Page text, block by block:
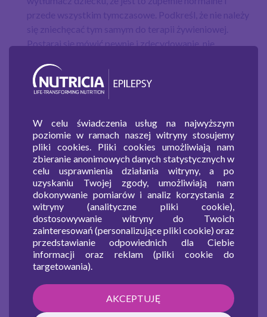
przede wszystkim tymczasowe. Podkreśl, że nie należy
się zniechęcać tym samym do terapii żywieniowej.
Postaraj się mówić pewnie i zdecydowanie, nie
że jesteś pod wrażeniem, gdy dziecko trzyma dietę i
odmawia produktów, których nie może spożyć.
Pochwały są dla małego pacjenta niezwykle cenne.
Możesz wynagradzać dziecko za dobrą robotę, np.
naklejkami, bądź małymi upominkami. Nieskuteczne są
kary, czy krzyk- to demotywuje dziecko do dalszego
działania. Postaraj się więc, nie okazywać złości ani
frustracji.
z dzieckiem. Pomoże to wam podzielić się
doświadczeniami Twojego dziecka. Porozmawiaj
W celu świadczenia usług na najwyższym
poziomie w ramach naszej witryny stosujemy
pliki cookies. Pliki cookies umożliwiają nam
zbieranie anonimowych danych statystycznych w
celu usprawnienia działania witryny, a po
uzyskaniu Twojej zgody, umożliwiają nam
dokonywanie pomiarów i analiz korzystania z
witryny (analityczne pliki cookie),
dostosowywanie witryny do Twoich
zainteresowań (personalizujące pliki cookie) oraz
przedstawianie odpowiednich dla Ciebie
informacji oraz reklam (pliki cookie do
targetowania).
AKCEPTUJĘ